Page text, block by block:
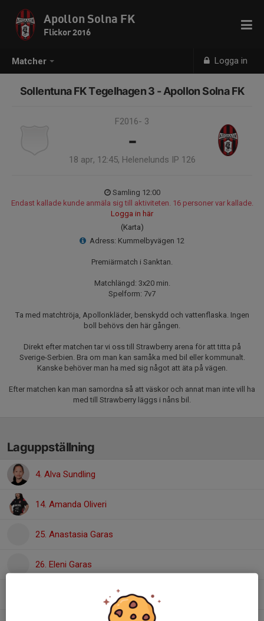
Matcher Logga in
Apollon Solna FK
Flickor 2016
Sollentuna FK Tegelhagen 3 - Apollon Solna FK
F2016- 3
-
18 apr, 12:45, Helenelunds IP 126
Samling 12:00
Endast kallade kunde anmäla sig till aktiviteten. 16 personer var kallade.
Logga in här
(Karta)
Adress: Kummelbyvägen 12
Premiärmatch i Sanktan.
Matchlängd: 3x20 min.
Spelform: 7v7
Ta med matchtröja, Apollonkläder, benskydd och vattenflaska. Ingen
boll behövs den här gången.
Direkt efter matchen tar vi oss till Strawberry arena för att titta på
Sverige-Serbien. Bra om man kan samåka med bil eller kommunalt.
Kanske behöver man ha med sig något att äta på vägen.
Efter matchen kan man samordna så att väskor och annat man inte vill ha
med till Strawberry läggs i nåns bil.
Laguppställning
4. Alva Sundling
14. Amanda Oliveri
25. Anastasia Garas
26. Eleni Garas
21. Elisa Andradottie